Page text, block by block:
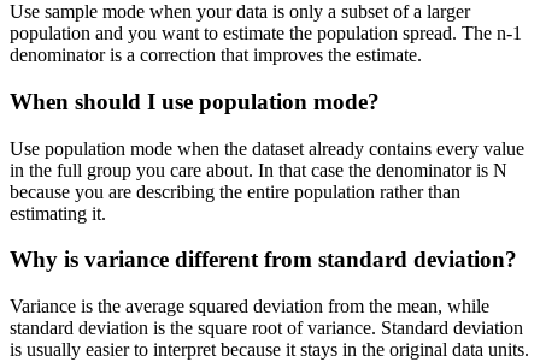
Use sample mode when your data is only a subset of a larger
population and you want to estimate the population spread. The n-1
denominator is a correction that improves the estimate.
When should I use population mode?
Use population mode when the dataset already contains every value
in the full group you care about. In that case the denominator is N
because you are describing the entire population rather than
estimating it.
Why is variance different from standard deviation?
Variance is the average squared deviation from the mean, while
standard deviation is the square root of variance. Standard deviation
is usually easier to interpret because it stays in the original data units.